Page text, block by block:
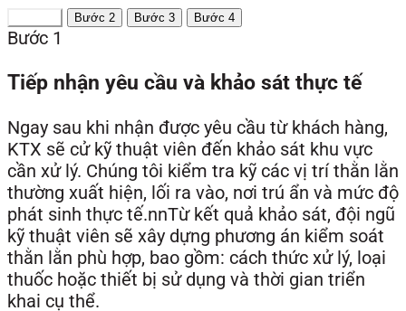
Bước 2 Bước 3 Bước 4
Bước 1
Tiếp nhận yêu cầu và khảo sát thực tế
Ngay sau khi nhận được yêu cầu từ khách hàng,
KTX sẽ cử kỹ thuật viên đến khảo sát khu vực
cần xử lý. Chúng tôi kiểm tra kỹ các vị trí thằn lằn
thường xuất hiện, lối ra vào, nơi trú ẩn và mức độ
phát sinh thực tế.nnTừ kết quả khảo sát, đội ngũ
kỹ thuật viên sẽ xây dựng phương án kiểm soát
thằn lằn phù hợp, bao gồm: cách thức xử lý, loại
thuốc hoặc thiết bị sử dụng và thời gian triển
khai cụ thể.